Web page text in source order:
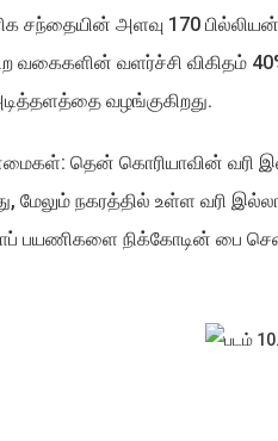
சந்தையின் அளவு 170
வகைகளின் வளர்ச்சி விகிதம்
வழங்குகிறது.
தென் கொரியாவின் வரி
நகரத்தில் உள்ள வரி
பயணிகளை நிக்கோடின் பை